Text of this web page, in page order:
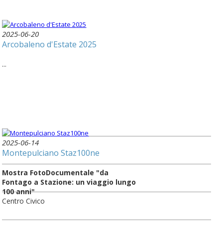
2025-06-20
Arcobaleno d'Estate 2025
...
2025-06-14
Montepulciano Staz100ne
Mostra FotoDocumentale "da
Fontago a Stazione: un viaggio lungo
100 anni"
Centro Civico